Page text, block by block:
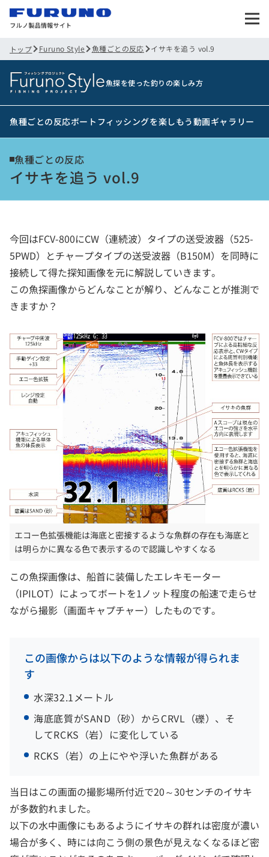
トップ Furuno Style 魚種ごとの反応 イサキを追う vol.9
魚探を使った釣りの楽しみ方
魚種ごとの反応ボートフィッシングを楽しもう動画ギャラリー
魚種ごとの反応
イサキを追う vol.9
今回はFCV-800にCW（連続波）タイプの送受波器（525-
5PWD）とチャープタイプの送受波器（B150M）を同時に
接続して得た探知画像を元に解説していきます。
この魚探画像からどんなことが解り、どんなことが推測で
きますか？
エコー色拡張機能は海底と密接するような魚群の存在も海底と
は明らかに異なる色で表示するので認識しやすくなる
この魚探画像は、船首に装備したエレキモーター
（IPILOT）によってボートを1ノット程度の船速で走らせ
ながら撮影（画面キャプチャー）したものです。
この画像からは以下のような情報が得られま
す
水深32.1メートル
海底底質がSAND（砂）からCRVL（礫）、そ
してRCKS（岩）に変化している
RCKS（岩）の上にやや浮いた魚群がある
当日はこの画面の撮影場所付近で20～30センチのイサキ
が多数釣れました。
以下の水中画像にもあるようにイサキの群れは密度が濃い
場合が多く、時には向こう側の景色が見えなくなるほど密